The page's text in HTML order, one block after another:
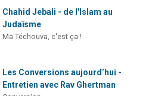
Chahid Jebali - de l'Islam au
Judaïsme
Ma Téchouva, c'est ça !
Les Conversions aujourd’hui -
Entretien avec Rav Ghertman